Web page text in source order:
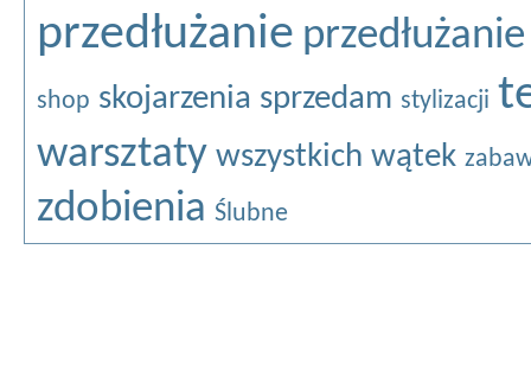
przedłużanie
shop skojarzenia sprzedam stylizacji
warsztaty wszystkich wątek
zdobienia Ślubne